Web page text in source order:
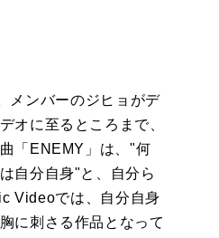
メンバーのジヒョがデ
オに至るところまで、
「ENEMY」は、"何
自分自身"と、自分ら
Videoでは、自分自身
に刺さる作品となって